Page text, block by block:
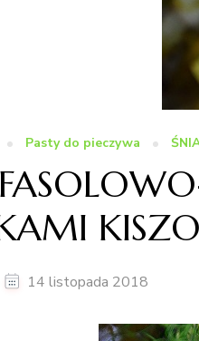
Pasty do pieczywa
14 listopada 2018